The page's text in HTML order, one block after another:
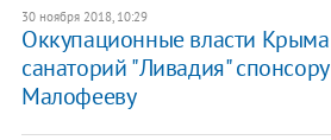
30 ноября 2018, 10:29
Оккупационные власти
санаторий "Ливадия"​
Малофееву